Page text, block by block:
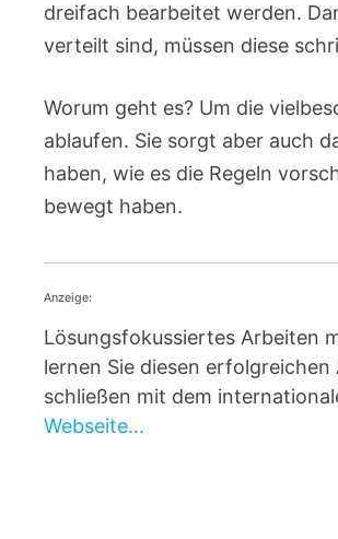
dreifach bearbeitet werden.
verteilt sind, müssen diese
Worum geht es? Um die
ablaufen. Sie sorgt aber auch
haben, wie es die Regeln
bewegt haben.
Anzeige:
Lösungsfokussiertes Arbeiten
lernen Sie diesen
schließen mit dem
Webseite...